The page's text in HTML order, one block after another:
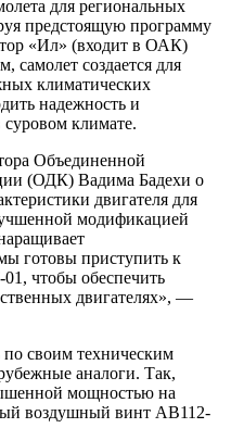
для региональных
предстоящую программу
«Ил» (входит в ОАК)
самолет создается для
климатических
надежность и
суровом климате.
Объединенной
(ОДК) Вадима Бадехи о
двигателя для
модификацией
готовы приступить к
чтобы обеспечить
двигателях», —
своим техническим
аналоги. Так,
мощностью на
воздушный винт АВ112-